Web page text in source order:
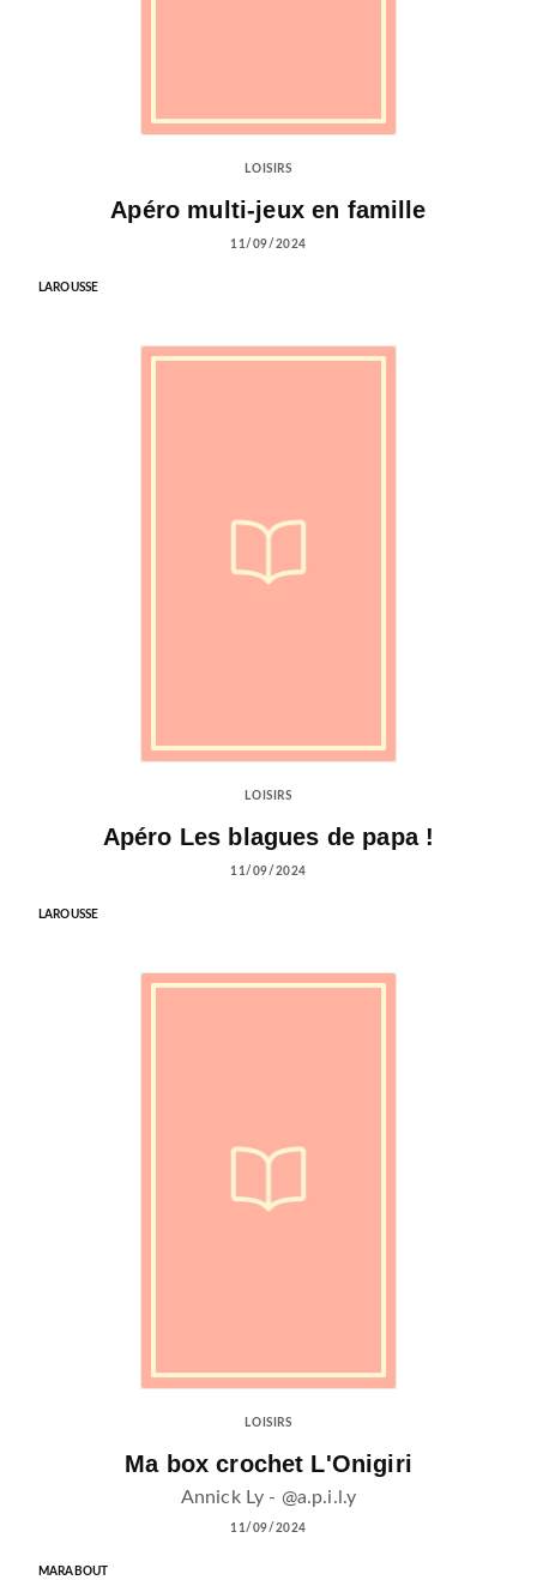
LOISIRS
Apéro multi-jeux en famille
11/09/2024
LAROUSSE
LOISIRS
Apéro Les blagues de papa !
11/09/2024
LAROUSSE
LOISIRS
Ma box crochet L'Onigiri
Annick Ly - @a.p.i.l.y
11/09/2024
MARABOUT